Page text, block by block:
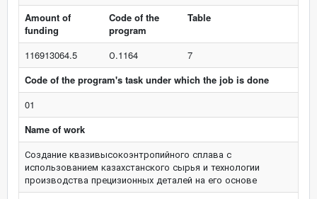
Amount of
funding
Code of the
program
Table
116913064.5 О.1164
7
Code of the program's task under which the job is done
01
Name of work
Создание квазивысокоэнтропийного сплава с
использованием казахстанского сырья и технологии
производства прецизионных деталей на его основе